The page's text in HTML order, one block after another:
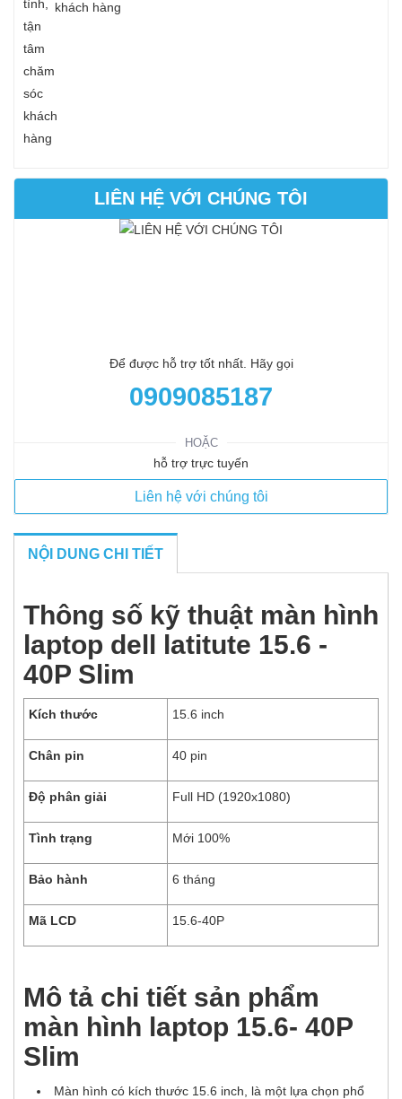
khách hàng
LIÊN HỆ VỚI CHÚNG TÔI
Để được hỗ trợ tốt nhất. Hãy gọi
0909085187
HOẶC
hỗ trợ trực tuyến
Liên hệ với chúng tôi
NỘI DUNG CHI TIẾT
Thông số kỹ thuật màn hình
laptop dell latitute 15.6 -
40P Slim
Kích thước 15.6 inch
Chân pin 40 pin
Độ phân giải Full HD (1920x1080)
Tình trạng Mới 100%
Bảo hành 6 tháng
Mã LCD 15.6-40P
Mô tả chi tiết sản phẩm
màn hình laptop 15.6- 40P
Slim
Màn hình có kích thước 15.6 inch, là một lựa chọn phổ